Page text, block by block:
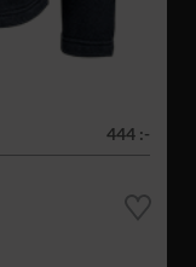
444 :-